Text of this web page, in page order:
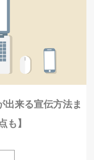
出来る宣伝方法ま
も】